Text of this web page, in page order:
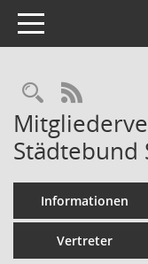
Toggle navigation
RSS-
Städtebund
Informationen
Vertreter